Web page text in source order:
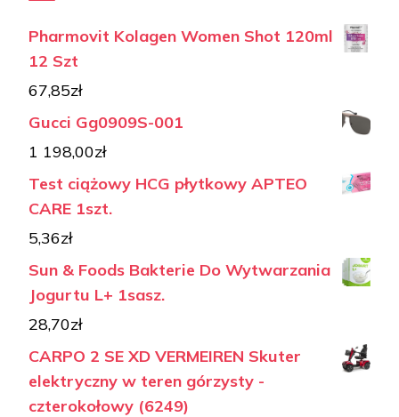
Pharmovit Kolagen Women Shot 120ml
12 Szt
67,85zł
Gucci Gg0909S-001
1 198,00zł
Test ciążowy HCG płytkowy APTEO
CARE 1szt.
5,36zł
Sun & Foods Bakterie Do Wytwarzania
Jogurtu L+ 1sasz.
28,70zł
CARPO 2 SE XD VERMEIREN Skuter
elektryczny w teren górzysty -
czterokołowy (6249)